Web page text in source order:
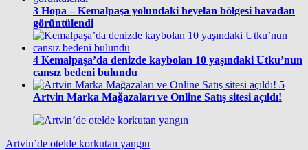
3 Hopa – Kemalpaşa yolundaki heyelan bölgesi havadan
görüntülendi
4 Kemalpaşa’da denizde kaybolan 10 yaşındaki Utku’nun
cansız bedeni bulundu
5
Artvin Marka Mağazaları ve Online Satış sitesi açıldı!
Artvin’de otelde korkutan yangın